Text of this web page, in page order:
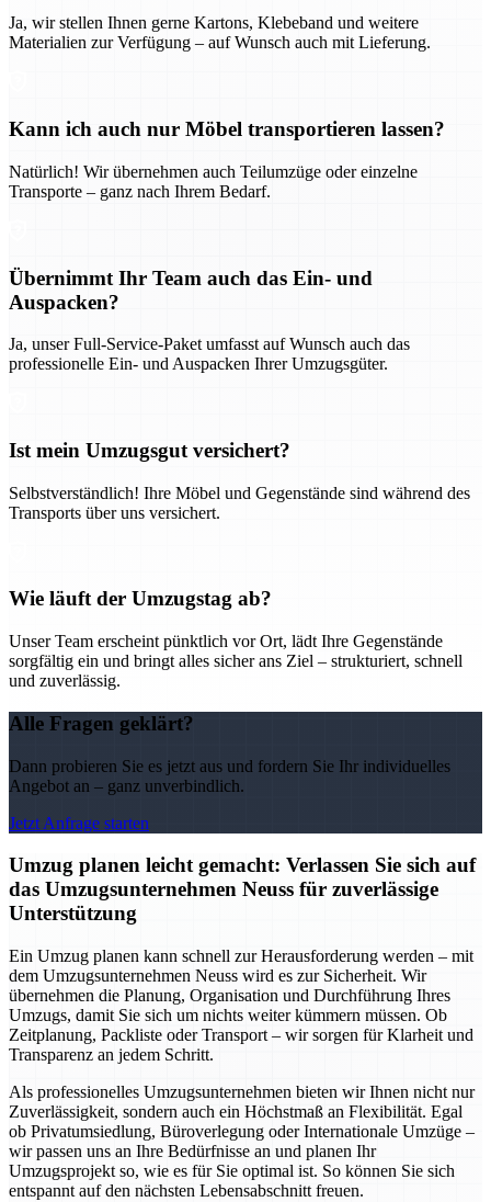
Ja, wir stellen Ihnen gerne Kartons, Klebeband und weitere
Materialien zur Verfügung – auf Wunsch auch mit Lieferung.
Kann ich auch nur Möbel transportieren lassen?
Natürlich! Wir übernehmen auch Teilumzüge oder einzelne
Transporte – ganz nach Ihrem Bedarf.
Übernimmt Ihr Team auch das Ein- und
Auspacken?
Ja, unser Full-Service-Paket umfasst auf Wunsch auch das
professionelle Ein- und Auspacken Ihrer Umzugsgüter.
Ist mein Umzugsgut versichert?
Selbstverständlich! Ihre Möbel und Gegenstände sind während des
Transports über uns versichert.
Wie läuft der Umzugstag ab?
Unser Team erscheint pünktlich vor Ort, lädt Ihre Gegenstände
sorgfältig ein und bringt alles sicher ans Ziel – strukturiert, schnell
und zuverlässig.
Alle Fragen geklärt?
Dann probieren Sie es jetzt aus und fordern Sie Ihr individuelles
Angebot an – ganz unverbindlich.
Jetzt Anfrage starten
Umzug planen leicht gemacht: Verlassen Sie sich auf
das Umzugsunternehmen Neuss für zuverlässige
Unterstützung
Ein Umzug planen kann schnell zur Herausforderung werden – mit
dem Umzugsunternehmen Neuss wird es zur Sicherheit. Wir
übernehmen die Planung, Organisation und Durchführung Ihres
Umzugs, damit Sie sich um nichts weiter kümmern müssen. Ob
Zeitplanung, Packliste oder Transport – wir sorgen für Klarheit und
Transparenz an jedem Schritt.
Als professionelles Umzugsunternehmen bieten wir Ihnen nicht nur
Zuverlässigkeit, sondern auch ein Höchstmaß an Flexibilität. Egal
ob Privatumsiedlung, Büroverlegung oder Internationale Umzüge –
wir passen uns an Ihre Bedürfnisse an und planen Ihr
Umzugsprojekt so, wie es für Sie optimal ist. So können Sie sich
entspannt auf den nächsten Lebensabschnitt freuen.